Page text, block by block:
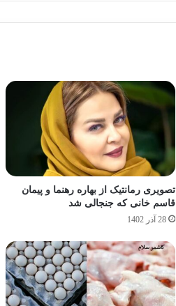
تصویری رمانتیک از بهاره رهنما و پیمان
قاسم خانی که جنجالی شد
28 آذر 1402